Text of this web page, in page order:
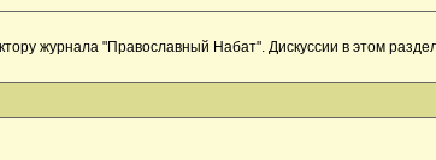
журнала "Православный Набат". Дискуссии в этом